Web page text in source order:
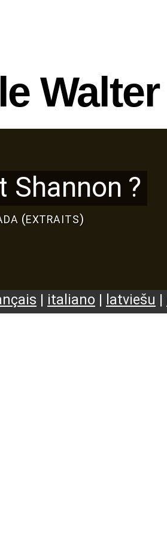
Walter
Shannon ?
(EXTRAITS)
| italiano | latviešu |